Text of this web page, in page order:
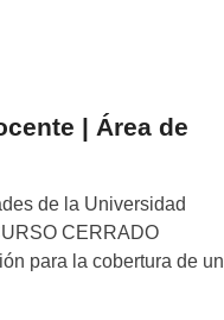
| Área de
de la Universidad
CERRADO
para la cobertura de un